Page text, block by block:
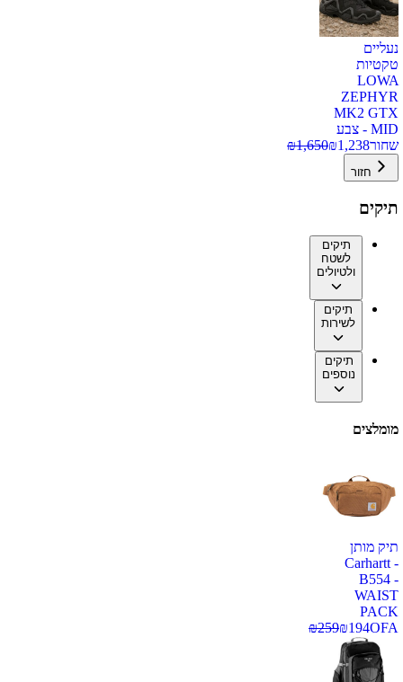
נעליים
טקטיות
LOWA
ZEPHYR
MK2 GTX
MID - צבע
שחור
₪1,238
₪1,650
חזור
תיקים
תיקים
לשטח
ולטיולים
תיקים
לשירות
תיקים
נוספים
מומלצים
תיק מותן
Carhartt -
B554 -
WAIST
PACK
OFA
₪194
₪259